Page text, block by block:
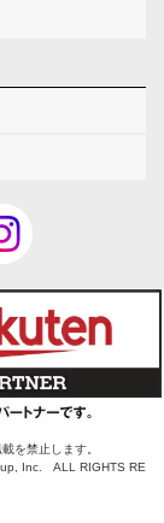
を禁止します。
Inc. ALL RIGHTS RE